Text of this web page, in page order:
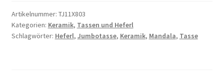
11x8cm
Menge
Artikelnummer: TJ11X803
Kategorien: Keramik, Tassen und Heferl
Schlagwörter: Heferl, Jumbotasse, Keramik, Mandala, Tasse